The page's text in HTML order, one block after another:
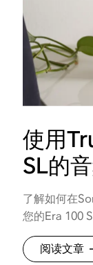
使用
SL的
了解如何在
您的Era 100
阅读文章